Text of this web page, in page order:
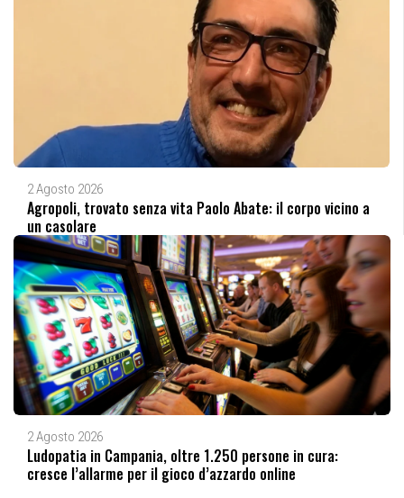
2 Agosto 2026
Agropoli, trovato senza vita Paolo Abate: il corpo vicino a
un casolare
2 Agosto 2026
Ludopatia in Campania, oltre 1.250 persone in cura:
cresce l’allarme per il gioco d’azzardo online